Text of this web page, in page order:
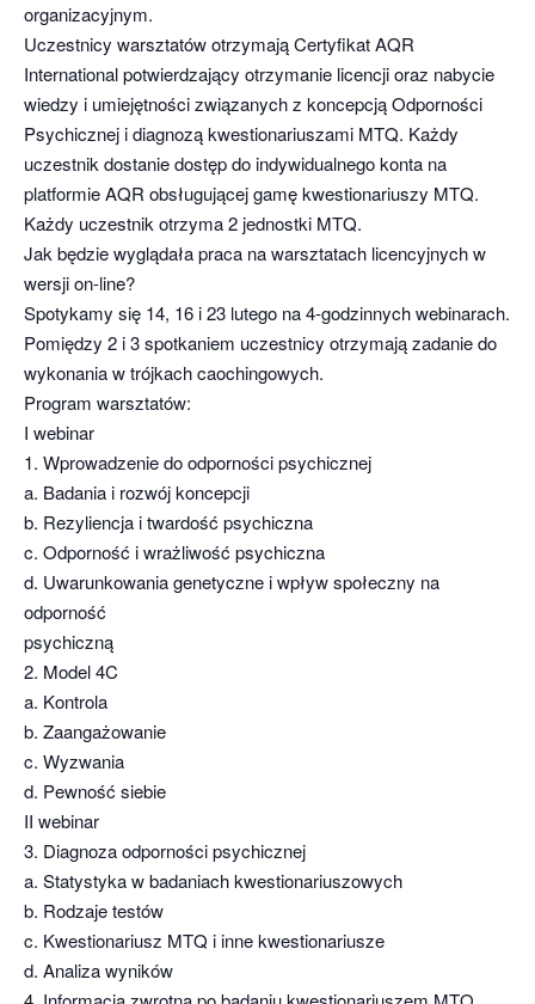
organizacyjnym.
Uczestnicy warsztatów otrzymają Certyfikat AQR
International potwierdzający otrzymanie licencji oraz nabycie
wiedzy i umiejętności związanych z koncepcją Odporności
Psychicznej i diagnozą kwestionariuszami MTQ. Każdy
uczestnik dostanie dostęp do indywidualnego konta na
platformie AQR obsługującej gamę kwestionariuszy MTQ.
Każdy uczestnik otrzyma 2 jednostki MTQ.
Jak będzie wyglądała praca na warsztatach licencyjnych w
wersji on-line?
Spotykamy się 14, 16 i 23 lutego na 4-godzinnych webinarach.
Pomiędzy 2 i 3 spotkaniem uczestnicy otrzymają zadanie do
wykonania w trójkach caochingowych.
Program warsztatów:
I webinar
1. Wprowadzenie do odporności psychicznej
a. Badania i rozwój koncepcji
b. Rezyliencja i twardość psychiczna
c. Odporność i wrażliwość psychiczna
d. Uwarunkowania genetyczne i wpływ społeczny na
odporność
psychiczną
2. Model 4C
a. Kontrola
b. Zaangażowanie
c. Wyzwania
d. Pewność siebie
II webinar
3. Diagnoza odporności psychicznej
a. Statystyka w badaniach kwestionariuszowych
b. Rodzaje testów
c. Kwestionariusz MTQ i inne kwestionariusze
d. Analiza wyników